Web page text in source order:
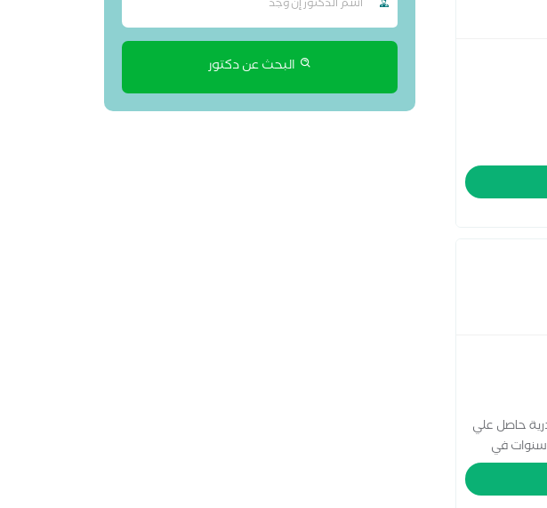
حاصل علي
دبلومة في العلاج المعرفي السلوكي حاصل علي دبلومة في العلاج النفسي بالسيكو دراما لديه خبرة 5 سنوات في
البحث عن دكتور